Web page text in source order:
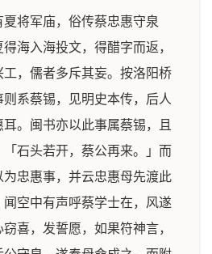
将军庙，俗传蔡忠惠守泉
海入海投文，得醋字而返，
，儒者多斥其妄。按洛阳桥
系蔡锡，见明史本传，后人
。闽书亦以此事属蔡锡，且
石头若开，蔡公再来。」而
忠惠事，并云忠惠母先渡此
空中有声呼蔡学士在，风遂
喜，发誓愿，如果符神言，